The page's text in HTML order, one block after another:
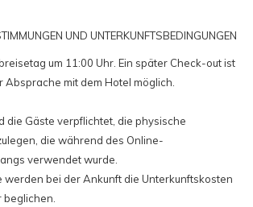
UND UNTERKUNFTSBEDINGUNGEN
um 11:00 Uhr. Ein später Check-out ist
mit dem Hotel möglich.
die Gäste verpflichtet, die physische
die während des Online-
verwendet wurde.
werden bei der Ankunft die Unterkunftskosten